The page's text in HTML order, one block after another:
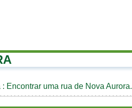
: Encontrar uma rua de Nova Aurora.